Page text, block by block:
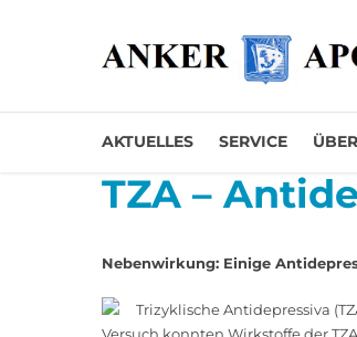
AKTUELLES SERVICE
TZA –
Nebenwirkung: Einige
Trizyklische Antidepressiva